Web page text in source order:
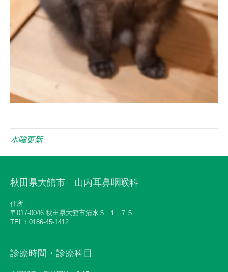
水曜更新
秋田県大館市 山内耳鼻咽喉科
住所
〒017-0046 秋田県大館市清水５−１−７５
TEL：0186-45-1412
診療時間・診療科目